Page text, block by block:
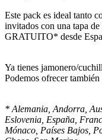
Este pack es ideal tanto
invitados con una tapa
GRATUITO* desde
Ya tienes jamonero/
Podemos ofrecer también
* Alemania, Andorra,
Eslovenia, España,
Mónaco, Países Bajos,